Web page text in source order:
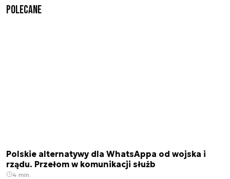
Polecane
Polskie alternatywy dla WhatsAppa od wojska i
rządu. Przełom w komunikacji służb
4 min.